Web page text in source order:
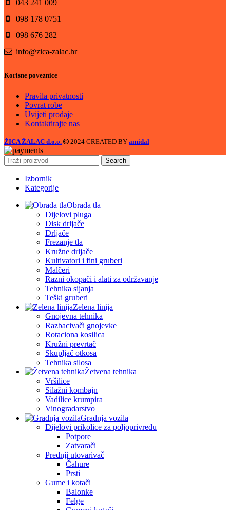
043 241 009
098 178 0751
098 676 282
info@zica-zalac.hr
Korisne poveznice
Pravila privatnosti
Povrat robe
Uvijeti prodaje
Kontaktirajte nas
ŽICA ŽALAC d.o.o. 2024 CREATED BY amidal
Search
Izbornik
Kategorije
Obrada tla
Dijelovi pluga
Disk drljače
Drljače
Frezanje tla
Kružne drljače
Kultivatori i fini gruberi
Malčeri
Razni okopači i alati za održavanje
Tehnika sijanja
Teški gruberi
Zelena linija
Gnojevna tehnika
Razbacivači gnojevke
Rotaciona kosilica
Kružni prevrtač
Skupljač otkosa
Tehnika silosa
Žetvena tehnika
Vršilice
Silažni kombajn
Vadilice krumpira
Vinogradarstvo
Gradnja vozila
Dijelovi prikolice za poljoprivredu
Potpore
Zatvarači
Prednji utovarivač
Čahure
Prsti
Gume i kotači
Balonke
Felge